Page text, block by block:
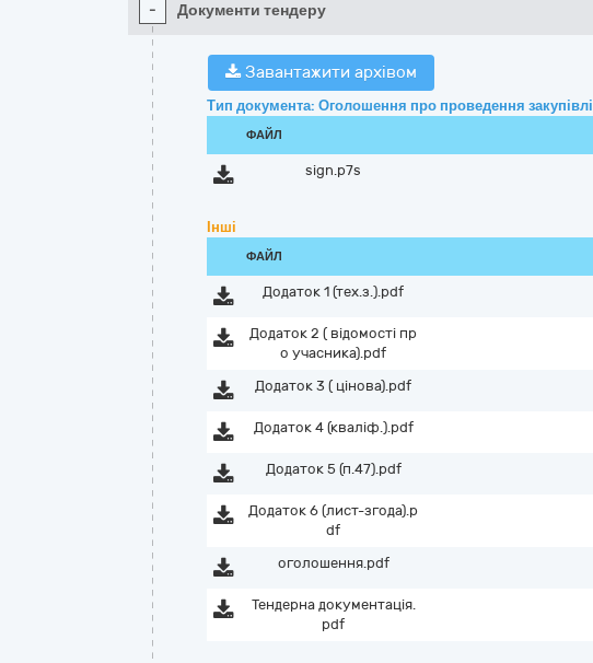
- Документи тендеру
Завантажити архівом
Тип документа: Оголошення про проведення закупівлі
ФАЙЛ
sign.p7s
Інші
ФАЙЛ
Додаток 1 (тех.з.).pdf
Додаток 2 ( відомості пр
о учасника).pdf
Додаток 3 ( цінова).pdf
Додаток 4 (кваліф.).pdf
Додаток 5 (п.47).pdf
Додаток 6 (лист-згода).p
df
оголошення.pdf
Тендерна документація.
pdf